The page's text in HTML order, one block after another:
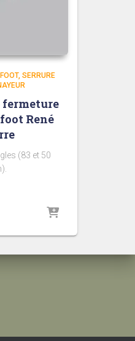
SERRURE
fermeture
René
(83 et 50